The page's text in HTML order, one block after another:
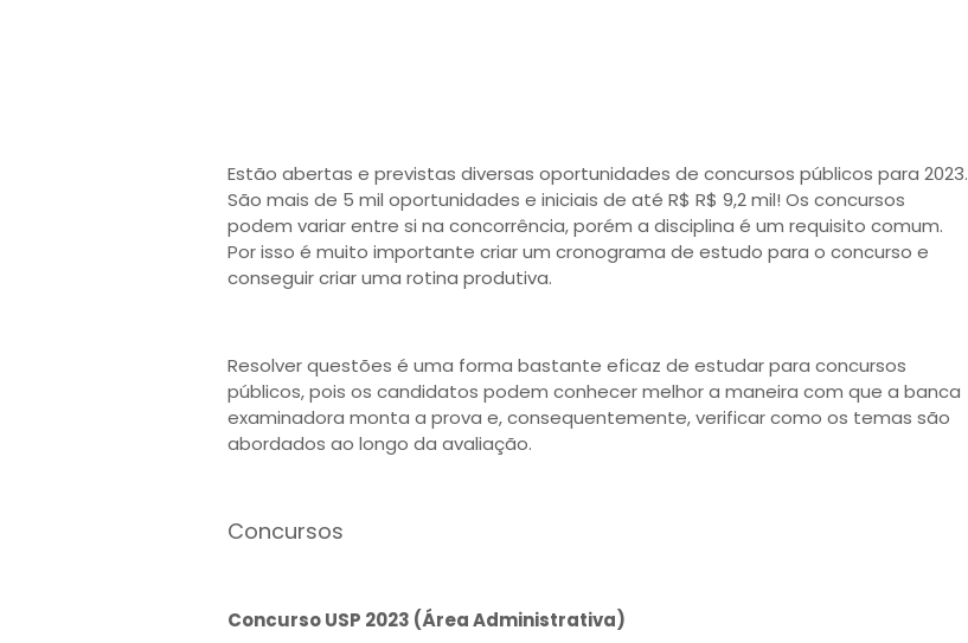
Estão abertas e previstas diversas oportunidades de concursos públicos para 2023.
São mais de 5 mil oportunidades e iniciais de até R$ R$ 9,2 mil! Os concursos
podem variar entre si na concorrência, porém a disciplina é um requisito comum.
Por isso é muito importante criar um cronograma de estudo para o concurso e
conseguir criar uma rotina produtiva.
Resolver questões é uma forma bastante eficaz de estudar para concursos
públicos, pois os candidatos podem conhecer melhor a maneira com que a banca
examinadora monta a prova e, consequentemente, verificar como os temas são
abordados ao longo da avaliação.
Concursos
Concurso USP 2023 (Área Administrativa)